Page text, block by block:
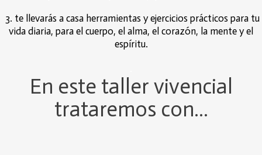
3. te llevarás a casa herramientas y ejercicios prácticos para tu
vida diaria, para el cuerpo, el alma, el corazón, la mente y el
espíritu.
En este taller vivencial
trataremos con…